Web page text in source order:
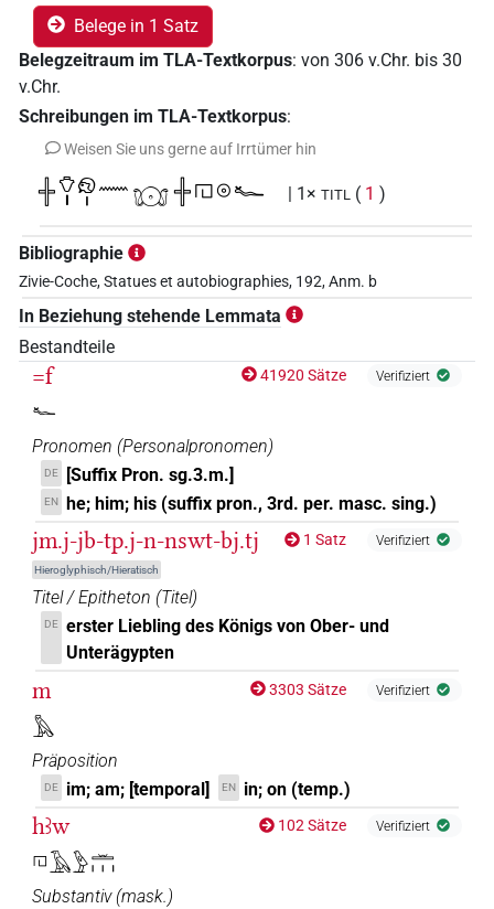
Belege in 1 Satz
Belegzeitraum im TLA-Textkorpus: von 306 v.Chr. bis 30
v.Chr.
Schreibungen im TLA-Textkorpus:
Weisen Sie uns gerne auf Irrtümer hin
𓏶𓄣𓏤𓁶𓏤𓈖𓻔𓏶𓉔𓇳𓆑 | 1× TITL ( 1 )
Bibliographie
Zivie-Coche, Statues et autobiographies, 192, Anm. b
In Beziehung stehende Lemmata
Bestandteile
=f
𓆑
41920 Sätze Verifiziert
Pronomen (Personalpronomen)
DE [Suffix Pron. sg.3.m.]
EN he; him; his (suffix pron., 3rd. per. masc. sing.)
jm.j-jb-tp.j-n-nswt-bj.tj
Hieroglyphisch/Hieratisch
1 Satz Verifiziert
Titel / Epitheton (Titel)
DE erster Liebling des Königs von Ober- und
Unterägypten
m
𓅓
3303 Sätze Verifiziert
Präposition
DE im; am; [temporal] EN in; on (temp.)
hꜣw
𓉔𓄿𓅱𓏛𓏥
102 Sätze Verifiziert
Substantiv (mask.)